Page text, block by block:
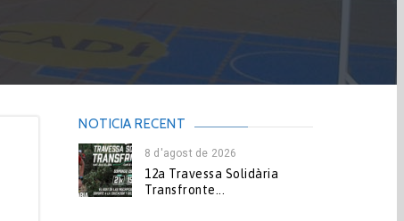
NOTICIA RECENT
8 d'agost de 2026
12a Travessa Solidària
Transfronte...